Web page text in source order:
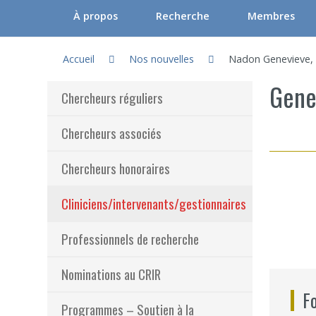
À propos
Gouvernance du CRIR (CGC)
Notre équipe
Comités et Assemblées du CRIR
Outils de communication
Foire aux questions
Recherche
Axes et unités thématiques
Laboratoires / Groupes de
La recherche participative : FAQ
Participer à la recherche
Documentation
Membres
Chercheurs
Chercheurs
Accueil
Nos nouvelles Nadon Genevieve,
Chercheurs réguliers
Chercheurs associés
Chercheurs honoraires
Cliniciens/intervenants/gestionnaires
Professionnels de recherche
Nominations au CRIR
Programmes – Soutien à la